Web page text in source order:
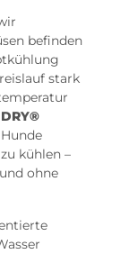
befinden
stark
kühlen –
ohne